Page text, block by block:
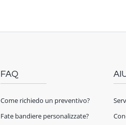
FAQ
Come richiedo un preventivo?
Fate bandiere personalizzate?